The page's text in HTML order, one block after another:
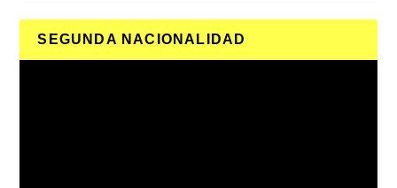
SEGUNDA NACIONALIDAD